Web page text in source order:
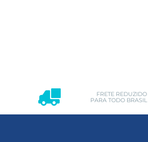
FRETE REDUZIDO
PARA TODO BRASIL